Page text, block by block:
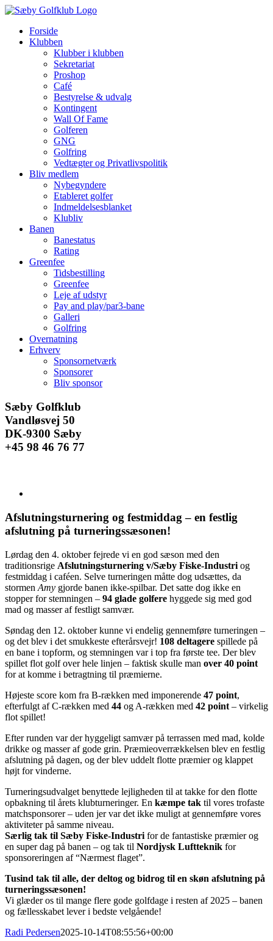
Skip
contentForside
Klubben
Klubber i klubben
Sekretariat
Proshop
Café
Bestyrelse & udvalg
Kontingent
Wall Of Fame
Golferen
GNG
Golfring
Vedtægter og Privatlivspolitik
Bliv medlem
Nybegyndere
Etableret golfer
Indmeldelsesblanket
Klubliv
Banen
Banestatus
Rating
Greenfee
Tidsbestilling
Greenfee
Leje af udstyr
Pay and play/par3-bane
Galleri
Golfring
Overnatning
Erhverv
Sponsornetværk
Sponsorer
Bliv sponsor
Facebook
Instagram
E-
mail
Sæby Golfklub
Vandløsvej 50
DK-9300 Sæby
+45 98 46 76 77
billede
Afslutningsturnering og festmiddag – en festlig
afslutning på turneringssæsonen!
Lørdag den 4. oktober fejrede vi en god sæson med den
traditionsrige Afslutningsturnering v/Sæby Fiske-Industri og
festmiddag i caféen. Selve turneringen måtte dog udsættes, da
stormen Amy gjorde banen ikke-spilbar. Det satte dog ikke en
stopper for stemningen – 94 glade golfere hyggede sig med god
mad og masser af festligt samvær.
Søndag den 12. oktober kunne vi endelig gennemføre turneringen –
og det blev i det smukkeste efterårsvejr! 108 deltagere spillede på
en bane i topform, og stemningen var i top fra første tee. Der blev
spillet flot golf over hele linjen – faktisk skulle man over 40 point
for at komme i betragtning til præmierne.
Højeste score kom fra B-rækken med imponerende 47 point,
efterfulgt af C-rækken med 44 og A-rækken med 42 point – virkelig
flot spillet!
Efter runden var der hyggeligt samvær på terrassen med mad, kolde
drikke og masser af gode grin. Præmieoverrækkelsen blev en festlig
afslutning på dagen, og der blev uddelt flotte præmier og klappet
højt for vinderne.
Turneringsudvalget benyttede lejligheden til at takke for den flotte
opbakning til årets klubturneringer. En kæmpe tak til vores trofaste
matchsponsorer – uden jer var det ikke muligt at gennemføre vores
aktiviteter på samme niveau.
Særlig tak til Sæby Fiske-Industri for de fantastiske præmier og
en super dag på banen – og tak til Nordjysk Luftteknik for
sponsoreringen af “Nærmest flaget”.
Tusind tak til alle, der deltog og bidrog til en skøn afslutning på
turneringssæsonen!
Vi glæder os til mange flere gode golfdage i resten af 2025 – banen
og fællesskabet lever i bedste velgående!
Radi Pedersen2025-10-14T08:55:56+00:00